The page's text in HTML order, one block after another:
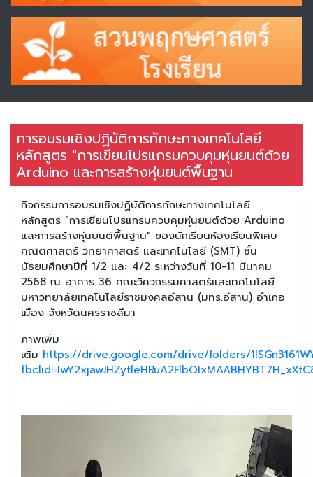
การอบรมเชิงปฏิบัติการทักษะทางเทคโนโลยี
หลักสูตร "การเขียนโปรแกรมควบคุมหุ่นยนต์ด้วย
Arduino และการสร้างหุ่นยนต์พื้นฐาน
กิจกรรมการอบรมเชิงปฏิบัติการทักษะทางเทคโนโลยี
หลักสูตร "การเขียนโปรแกรมควบคุมหุ่นยนต์ด้วย Arduino
และการสร้างหุ่นยนต์พื้นฐาน" ของนักเรียนห้องเรียนพิเศษ
คณิตศาสตร์ วิทยาศาสตร์ และเทคโนโลยี (SMT) ชั้น
มัธยมศึกษาปีที่ 1/2 และ 4/2 ระหว่างวันที่ 10-11 มีนาคม
2568 ณ อาคาร 36 คณะวิศวกรรมศาสตร์และเทคโนโลยี
มหาวิทยาลัยเทคโนโลยีราชมงคลอีสาน (มทร.อีสาน) อำเภอ
เมือง จังหวัดนครราชสีมา
ภาพเพิ่ม
เติม https://drive.google.com/drive/folders/